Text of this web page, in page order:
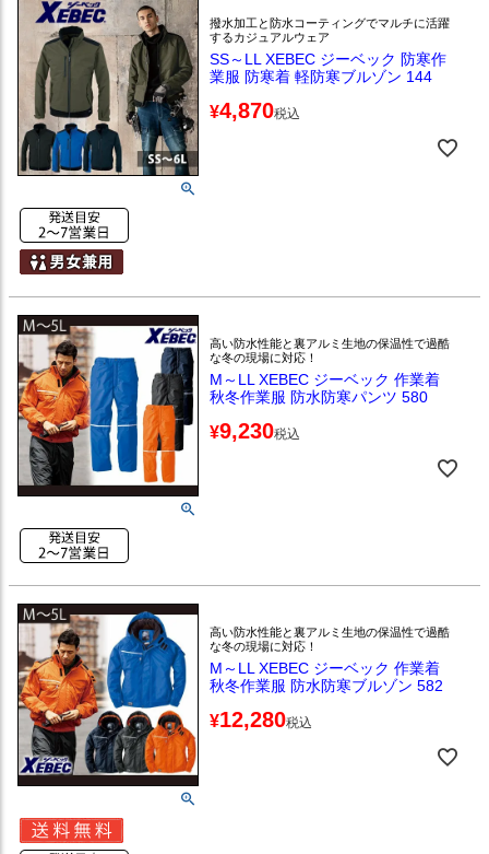
撥水加工と防水コーティングでマルチに活躍
するカジュアルウェア
SS～LL XEBEC ジーベック 防寒作
業服 防寒着 軽防寒ブルゾン 144
¥4,870税込
高い防水性能と裏アルミ生地の保温性で過酷
な冬の現場に対応！
M～LL XEBEC ジーベック 作業着
秋冬作業服 防水防寒パンツ 580
¥9,230税込
高い防水性能と裏アルミ生地の保温性で過酷
な冬の現場に対応！
M～LL XEBEC ジーベック 作業着
秋冬作業服 防水防寒ブルゾン 582
¥12,280税込